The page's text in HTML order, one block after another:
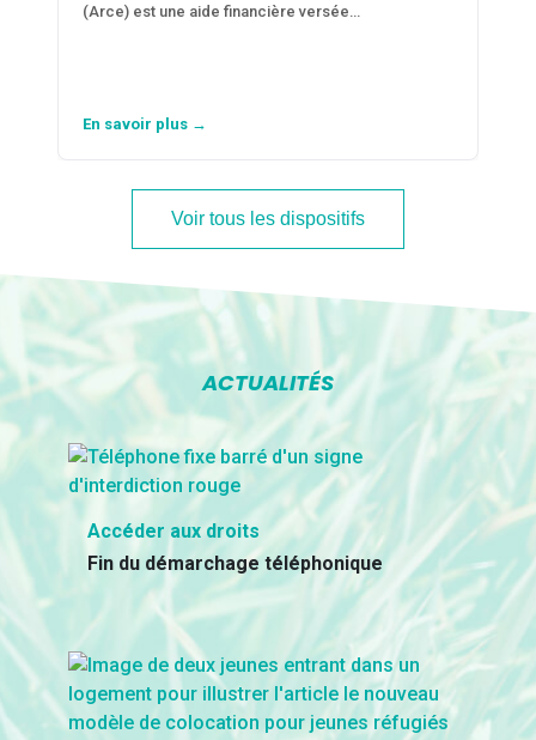
(Arce) est une aide financière versée…
En savoir plus →
Voir tous les dispositifs
ACTUALITÉS
Accéder aux droits
Fin du démarchage téléphonique